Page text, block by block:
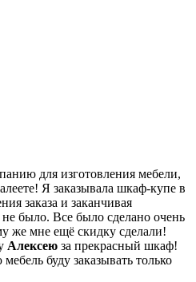
для изготовления мебели,
Я заказывала шкаф-купе в
заказа и заканчивая
было. Все было сделано очень
же мне ещё скидку сделали!
Алексею за прекрасный шкаф!
буду заказывать только